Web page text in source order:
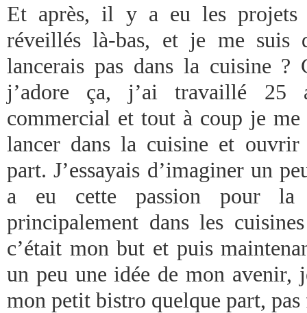
Et après, il y a eu les projets
réveillés là-bas, et je me suis
lancerais pas dans la cuisine
j’adore ça, j’ai travaillé 25
commercial et tout à coup je
lancer dans la cuisine et
part. J’essayais d’imaginer un
a eu cette passion pour la
principalement dans les
c’était mon but et puis
un peu une idée de mon avenir,
mon petit bistro quelque part, pas